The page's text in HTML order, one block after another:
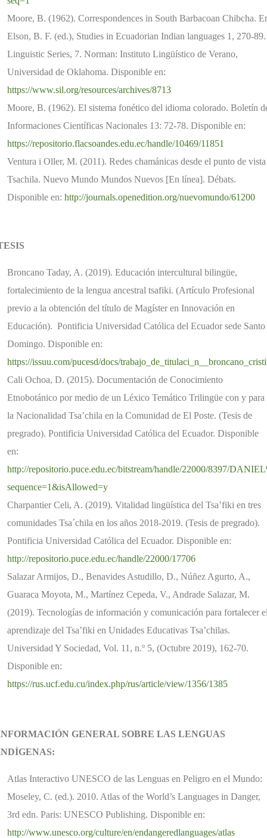
Moore, B. (1962). Correspondences in South Barbacoan Chibcha.
Elson, B. F. (ed.), Studies in Ecuadorian Indian languages 1, 270-89.
Linguistic Series, 7. Norman: Instituto Lingüístico de Verano,
Universidad de Oklahoma. Disponible en:
https://www.sil.org/resources/archives/8713
Moore, B. (1962). El sistema fonético del idioma colorado. Boletín
Informaciones Científicas Nacionales 13: 72-78. Disponible en:
https://repositorio.flacsoandes.edu.ec/handle/10469/11851
Ventura i Oller, M. (2011). Redes chamánicas desde el punto de vista
Tsachila. Nuevo Mundo Mundos Nuevos [En línea]. Débats.
Disponible en: http://journals.openedition.org/nuevomundo/61200
Broncano Taday, A. (2019). Educación intercultural bilingüe,
fortalecimiento de la lengua ancestral tsafiki. (Artículo Profesional
previo a la obtención del título de Magíster en Innovación en
Educación). Pontificia Universidad Católica del Ecuador sede Santo
Domingo. Disponible en:
https://issuu.com/pucesd/docs/
Cali Ochoa, D. (2015). Documentación de Conocimiento
Etnobotánico por medio de un Léxico Temático Trilingüe con y para
la Nacionalidad Tsa’chila en la Comunidad de El Poste. (Tesis de
pregrado). Pontificia Universidad Católica del Ecuador. Disponible
en:
http://repositorio.puce.edu.ec/bitstream/handle/22000/8397/
sequence=1&isAllowed=y
Charpantier Celi, A. (2019). Vitalidad lingüística del Tsa’fiki en tres
comunidades Tsa´chila en los años 2018-2019. (Tesis de pregrado).
Pontificia Universidad Católica del Ecuador. Disponible en:
http://repositorio.puce.edu.ec/handle/22000/17706
Salazar Armijos, D., Benavides Astudillo, D., Núñez Agurto, A.,
Guaraca Moyota, M., Martínez Cepeda, V., Andrade Salazar, M.
(2019). Tecnologías de información y comunicación para fortalecer
aprendizaje del Tsa’fiki en Unidades Educativas Tsa’chilas.
Universidad Y Sociedad, Vol. 11, n.º 5, (Octubre 2019), 162-70.
Disponible en:
https://rus.ucf.edu.cu/index.php/rus/article/view/1356/1385
GENERAL SOBRE LAS LENGUAS
Atlas Interactivo UNESCO de las Lenguas en Peligro en el Mundo:
Moseley, C. (ed.). 2010. Atlas of the World’s Languages in Danger,
3rd edn. Paris: UNESCO Publishing. Disponible en:
http://www.unesco.org/culture/en/endangeredlanguages/atlas